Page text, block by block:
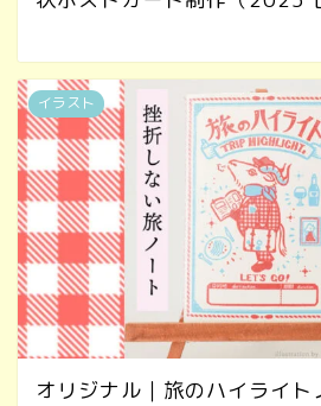
イラスト
オリジナル｜旅のハイライト